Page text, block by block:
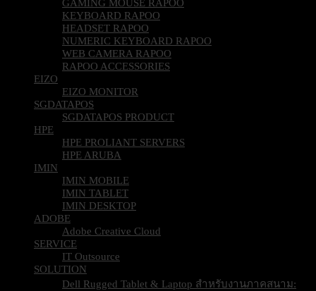
GAMING MOUSE RAPOO
KEYBOARD RAPOO
HEADSET RAPOO
NUMERIC KEYBOARD RAPOO
WEB CAMERA RAPOO
RAPOO ACCESSORIES
EIZO
EIZO MONITOR
SGDATAPOS
SGDATAPOS PRODUCT
HPE
HPE PROLIANT SERVERS
HPE ARUBA
IMIN
IMIN MOBILE
IMIN TABLET
IMIN DESKTOP
ADOBE
Adobe Creative Cloud
SERVICE
IT Outsource
SOLUTION
Dell Rugged Tablet & Laptop สำหรับงานภาคสนาม: